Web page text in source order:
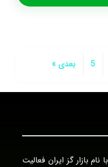
5 بعدی »
بازرگانی گز آراد در سال ۱۳۹۴ با نام بازار گز ایران فعالیت